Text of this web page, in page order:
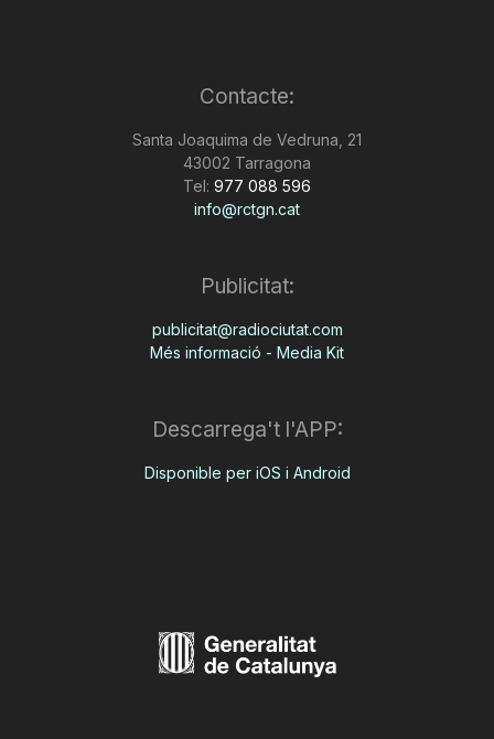
Contacte:
Santa Joaquima de Vedruna, 21
43002 Tarragona
Tel: 977 088 596
info@rctgn.cat
Publicitat:
publicitat@radiociutat.com
Més informació - Media Kit
Descarrega't l'APP:
Disponible per iOS i Android